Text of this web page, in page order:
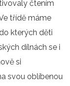
čtením
třídě máme
kterých děti
dílnách se i
si
svou oblíbenou